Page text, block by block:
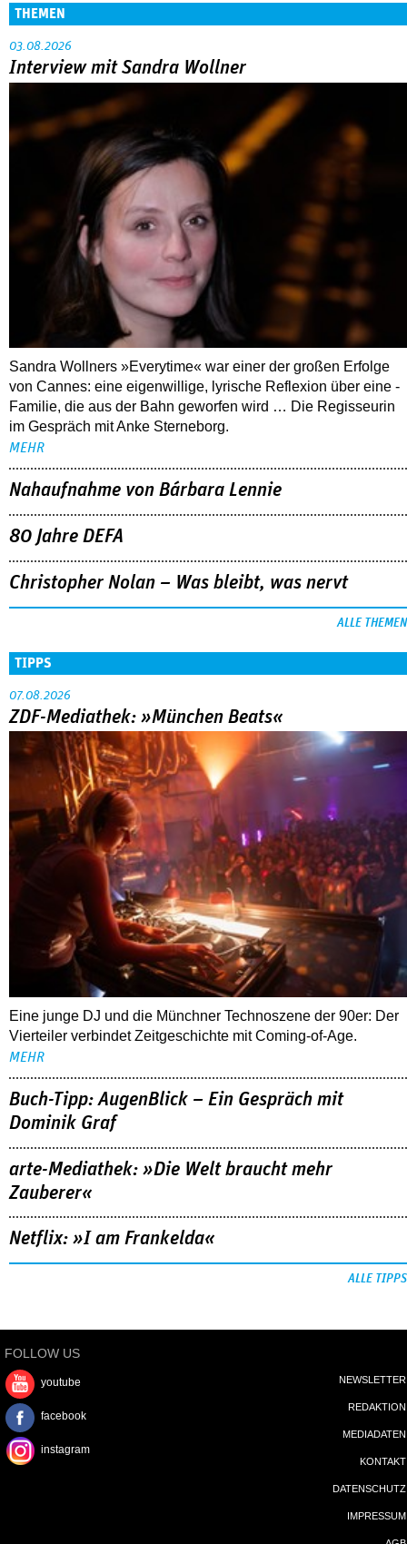
THEMEN
03.08.2026
Interview mit Sandra Wollner
Sandra Wollners »Everytime« war einer der großen Erfolge
von Cannes: eine eigenwillige, lyrische Reflexion über eine ­
Familie, die aus der Bahn geworfen wird … Die Regisseurin
im Gespräch mit Anke Sterneborg.
MEHR
Nahaufnahme von Bárbara Lennie
80 Jahre DEFA
Christopher Nolan – Was bleibt, was nervt
ALLE THEMEN
TIPPS
07.08.2026
ZDF-Mediathek: »München Beats«
Eine junge DJ und die Münchner Technoszene der 90er: Der
Vierteiler verbindet Zeitgeschichte mit Coming-of-Age.
MEHR
Buch-Tipp: AugenBlick – Ein Gespräch mit
Dominik Graf
arte-Mediathek: »Die Welt braucht mehr
Zauberer«
Netflix: »I am Frankelda«
ALLE TIPPS
FOLLOW US
youtube
facebook
instagram
NEWSLETTER
REDAKTION
MEDIADATEN
KONTAKT
DATENSCHUTZ
IMPRESSUM